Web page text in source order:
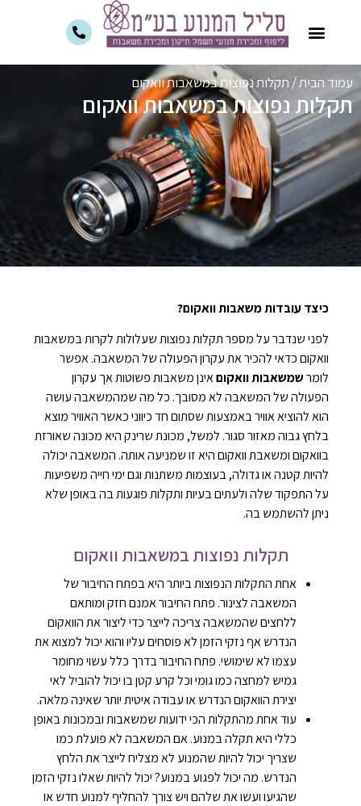
עמוד הבית/ תקלות נפוצות במשאבות וואקום
תקלות נפוצות במשאבות וואקום
כיצד עובדות משאבות וואקום?
לפני שנדבר על מספר תקלות נפוצות שעלולות לקרות במשאבות
וואקום כדאי להכיר את עקרון הפעולה של המשאבה. אפשר
לומרשמשאבות וואקוםאינן משאבות פשוטות אך עקרון
הפעולה של המשאבה לא מסובך. כל מה שמהמשאבה עושה
הוא להוציא אוויר באמצעות שסתום חד כיווני כאשר האוויר מוצא
בלחץ גבוה מאזור סגור. למשל, מכונת שרינק היא מכונה שאורזת
בוואקום ומשאבת וואקום היא זו שמניעה אותה. המשאבה יכולה
להיות קטנה או גדולה, בעוצמות משתנות וגם ימי חייה משפיעות
על התפקוד שלה ולעתים בעיות ותקלות פוגעות בה באופן שלא
ניתן להשתמש בה.
תקלות נפוצות במשאבות וואקום
אחת התקלות הנפוצות ביותר היא בפתח החיבור של
המשאבה לצינור. פתח החיבור אמנם חזק ומותאם
ללחצים שהמשאבה צריכה לייצר כדי ליצור את הוואקום
הנדרש אף נזקי הזמן לא פוסחים עליו והוא יכול למצוא את
עצמו לא שימושי. פתח החיבור בדרך כלל עשוי מחומר
גמיש למחצה כמו גומי וכל קרע קטן בו יכול להוביל לאי
יצירת הוואקום הנדרש או עבודה איטית יותר שאינה מלאה.
עוד אחת מהתקלות הכי ידועות שמשאבות ובמכונות באופן
כללי היא תקלה במנוע. אם המשאבה לא פועלת כמו
שצריך יכול להיות שהמנוע לא מצליח לייצר את הלחץ
הנדרש. מה יכול לפגוע במנוע? יכול להיות שאלו נזקי הזמן
שהגיעו ועשו את שלהם ויש צורך להחליף למנוע חדש או